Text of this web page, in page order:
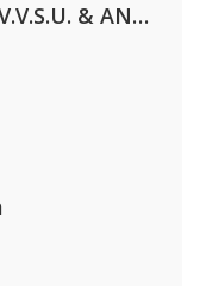
Lustrum U.V.S.V/N.V.V.S.U. & ANNO ONS & Jopke van Dobbenburgh & Roeland Beelen